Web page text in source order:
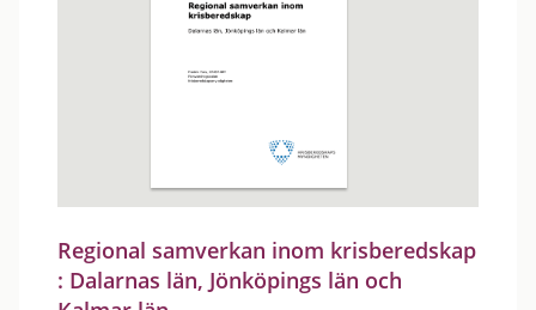
Regional samverkan inom krisberedskap
: Dalarnas län, Jönköpings län och